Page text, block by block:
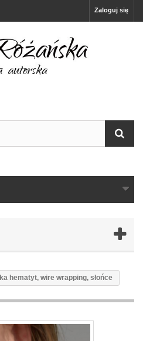
Zaloguj się
hematyt, wire wrapping, słońce